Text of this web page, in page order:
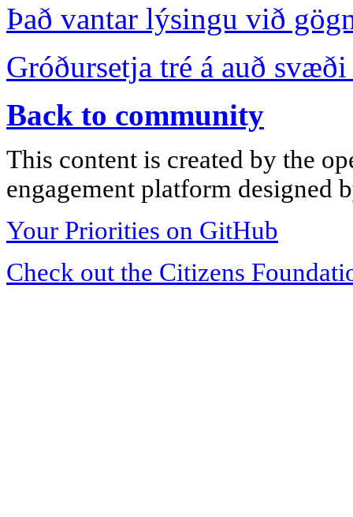
Það vantar lýsingu við
Gróðursetja tré á auð
Back to community
This content is created by the
engagement platform designed
Your Priorities on GitHub
Check out the Citizens